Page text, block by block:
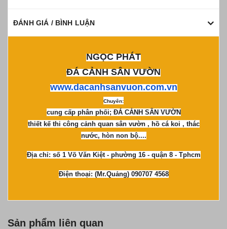
ĐÁNH GIÁ / BÌNH LUẬN
NGỌC PHÁT
ĐÁ CẢNH SÂN VƯỜN
www.dacanhsanvuon.com.vn
Chuyên:
cung cấp phân phối; ĐÁ CẢNH SÂN VƯỜN
thiết kế thi công cảnh quan sân vườn , hồ cá koi , thác
nước, hòn non bộ....
Địa chỉ: số 1 Võ Văn Kiệt - phường 16 - quận 8 - Tphcm
Điện thoại: (Mr.Quảng) 090707 4568
Sản phẩm liên quan